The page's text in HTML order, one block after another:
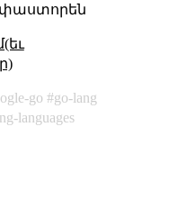
#փաստորեն
go
go-lang
languages